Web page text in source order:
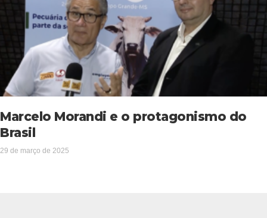
Marcelo Morandi e o protagonismo do
Brasil
29 de março de 2025